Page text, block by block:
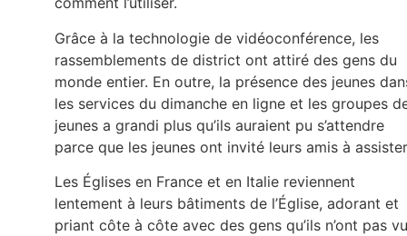
Grâce à la technologie de vidéoconférence, les
rassemblements de district ont attiré des gens du
monde entier. En outre, la présence des jeunes
les services du dimanche en ligne et les groupes
jeunes a grandi plus qu’ils auraient pu s’attendre
parce que les jeunes ont invité leurs amis à
Les Églises en France et en Italie reviennent
lentement à leurs bâtiments de l’Église, adorant et
priant côte à côte avec des gens qu’ils n’ont pas